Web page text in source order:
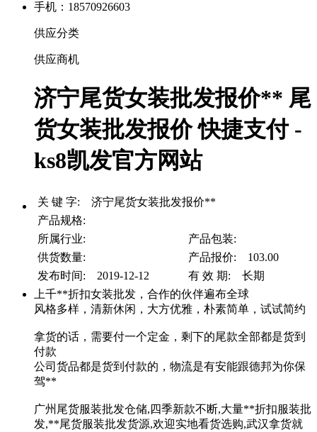
手机：18570926603
供应分类
供应商机
济宁尾货女装批发报价** 尾
货女装批发报价 快捷支付 -
ks8凯发官方网站
关 键 字: 济宁尾货女装批发报价**
产品规格:
所属行业:
产品包装:
供货数量:
产品报价: 103.00
发布时间: 2019-12-12
有 效 期: 长期
上千**折扣女装批发，合作的伙伴遍布全球
风格多样，清新休闲，大方优雅，朴素简单，试试简约
拿货的话，需要付一个定金，剩下的尾款全部都是货到
付款
公司货品都是货到付款的，物流是有安能跟德邦为你保
驾**
广州尾货服装批发仓储,四季新款不断,大量**折扣服装批
发,**尾货服装批发货源,欢迎实地看货选购,武汉拿货就